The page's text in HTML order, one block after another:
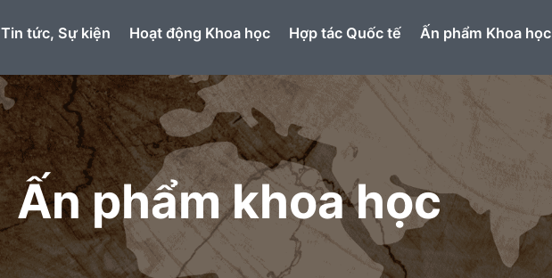
Tin tức, Sự kiện Hoạt động Khoa học Hợp tác Quốc tế Ấn phẩm Khoa học
Ấn phẩm khoa học